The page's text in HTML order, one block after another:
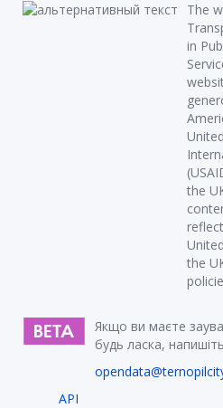
The
in
the
the
Якщо ви маєте
будь ласка,
API